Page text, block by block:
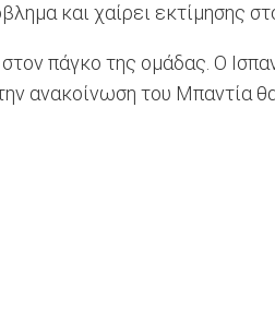
και χαίρει εκτίμησης
πάγκο της ομάδας. Ο
ανακοίνωση του Μπαντία